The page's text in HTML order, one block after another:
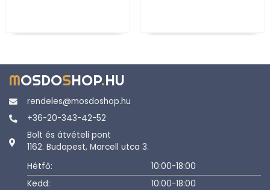
MOSDOSHOP.HU
rendeles@mosdoshop.hu
+36-20-343-42-52
Bolt és átvételi pont
1162. Budapest, Marcell utca 3.
Hétfő:
10:00-18:00
Kedd:
10:00-18:00